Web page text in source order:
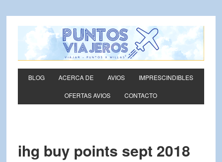
BLOG ACERCA DE AVIOS IMPRESCINDIBLES
OFERTAS AVIOS CONTACTO
ihg buy points sept 2018